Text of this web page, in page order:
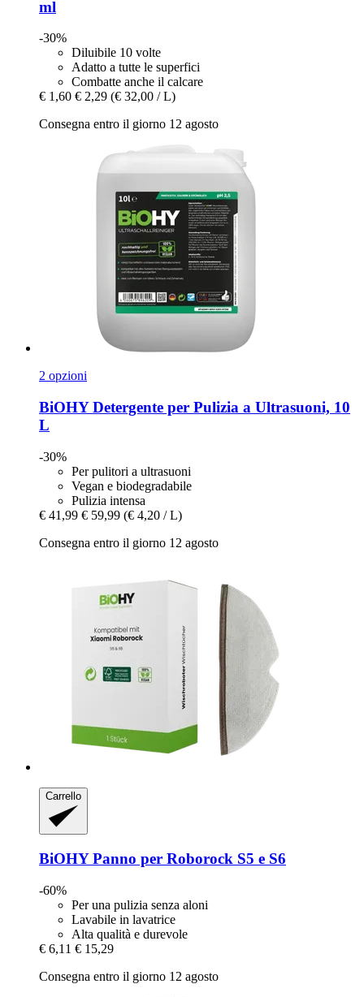
ml
-30%
Diluibile 10 volte
Adatto a tutte le superfici
Combatte anche il calcare
€ 1,60 € 2,29 (€ 32,00 / L)
Consegna entro il giorno 12 agosto
2 opzioni
BiOHYDetergente per Pulizia a Ultrasuoni, 10
L
-30%
Per pulitori a ultrasuoni
Vegan e biodegradabile
Pulizia intensa
€ 41,99 € 59,99 (€ 4,20 / L)
Consegna entro il giorno 12 agosto
Carrello
BiOHYPanno per Roborock S5 e S6
-60%
Per una pulizia senza aloni
Lavabile in lavatrice
Alta qualità e durevole
€ 6,11 € 15,29
Consegna entro il giorno 12 agosto